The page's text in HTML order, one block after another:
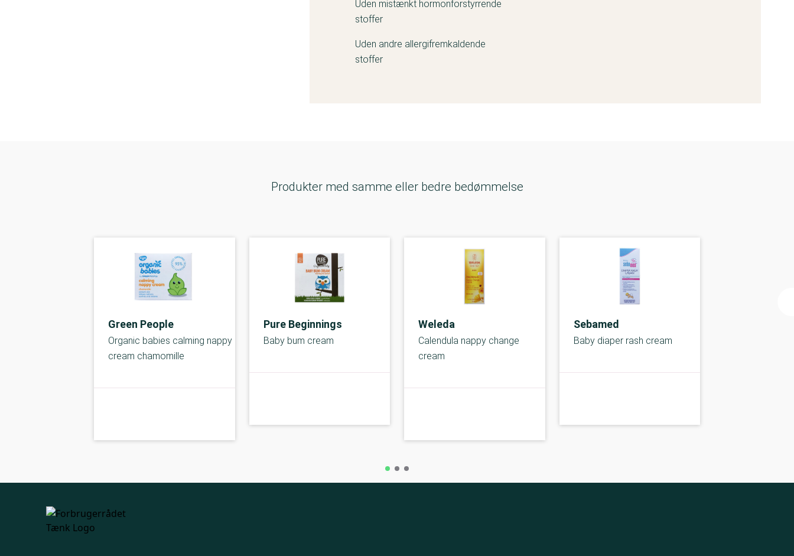
Uden mistænkt hormonforstyrrende
stoffer
Uden andre allergifremkaldende
stoffer
Produkter med samme eller bedre bedømmelse
Green People
Organic babies calming nappy
cream chamomille
Pure Beginnings
Baby bum cream
Weleda
Calendula nappy change
cream
Sebamed
Baby diaper rash cream
C-kolbe